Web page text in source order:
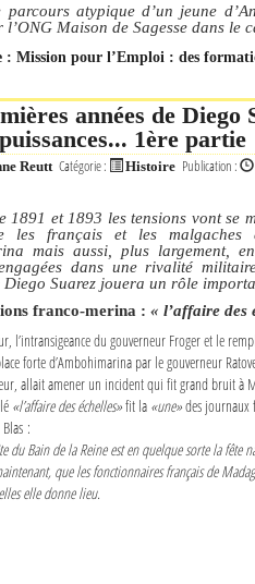
parcours atypique d’un jeune
l’ONG Maison de Sagesse dans le
: Mission pour l’Emploi : des
années de Diego
1ère partie
Reutt Catégorie : Histoire Publication :
1891 et 1893 les tensions vont se
les français et les malgaches
mais aussi, plus largement,
dans une rivalité
Suarez jouera un rôle
franco-merina : « l’affaire des
l’intransigeance du gouverneur Froger et le
forte d’Ambohimarina par le gouverneur
allait amener un incident qui fit grand bruit à
«l’affaire des échelles»fit la «une»des journaux
:
du Bain de la Reine est en quelque sorte la fête
que les fonctionnaires français de
elle donne lieu.